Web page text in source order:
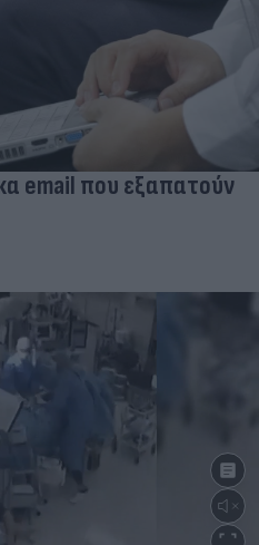
email που εξαπατούν